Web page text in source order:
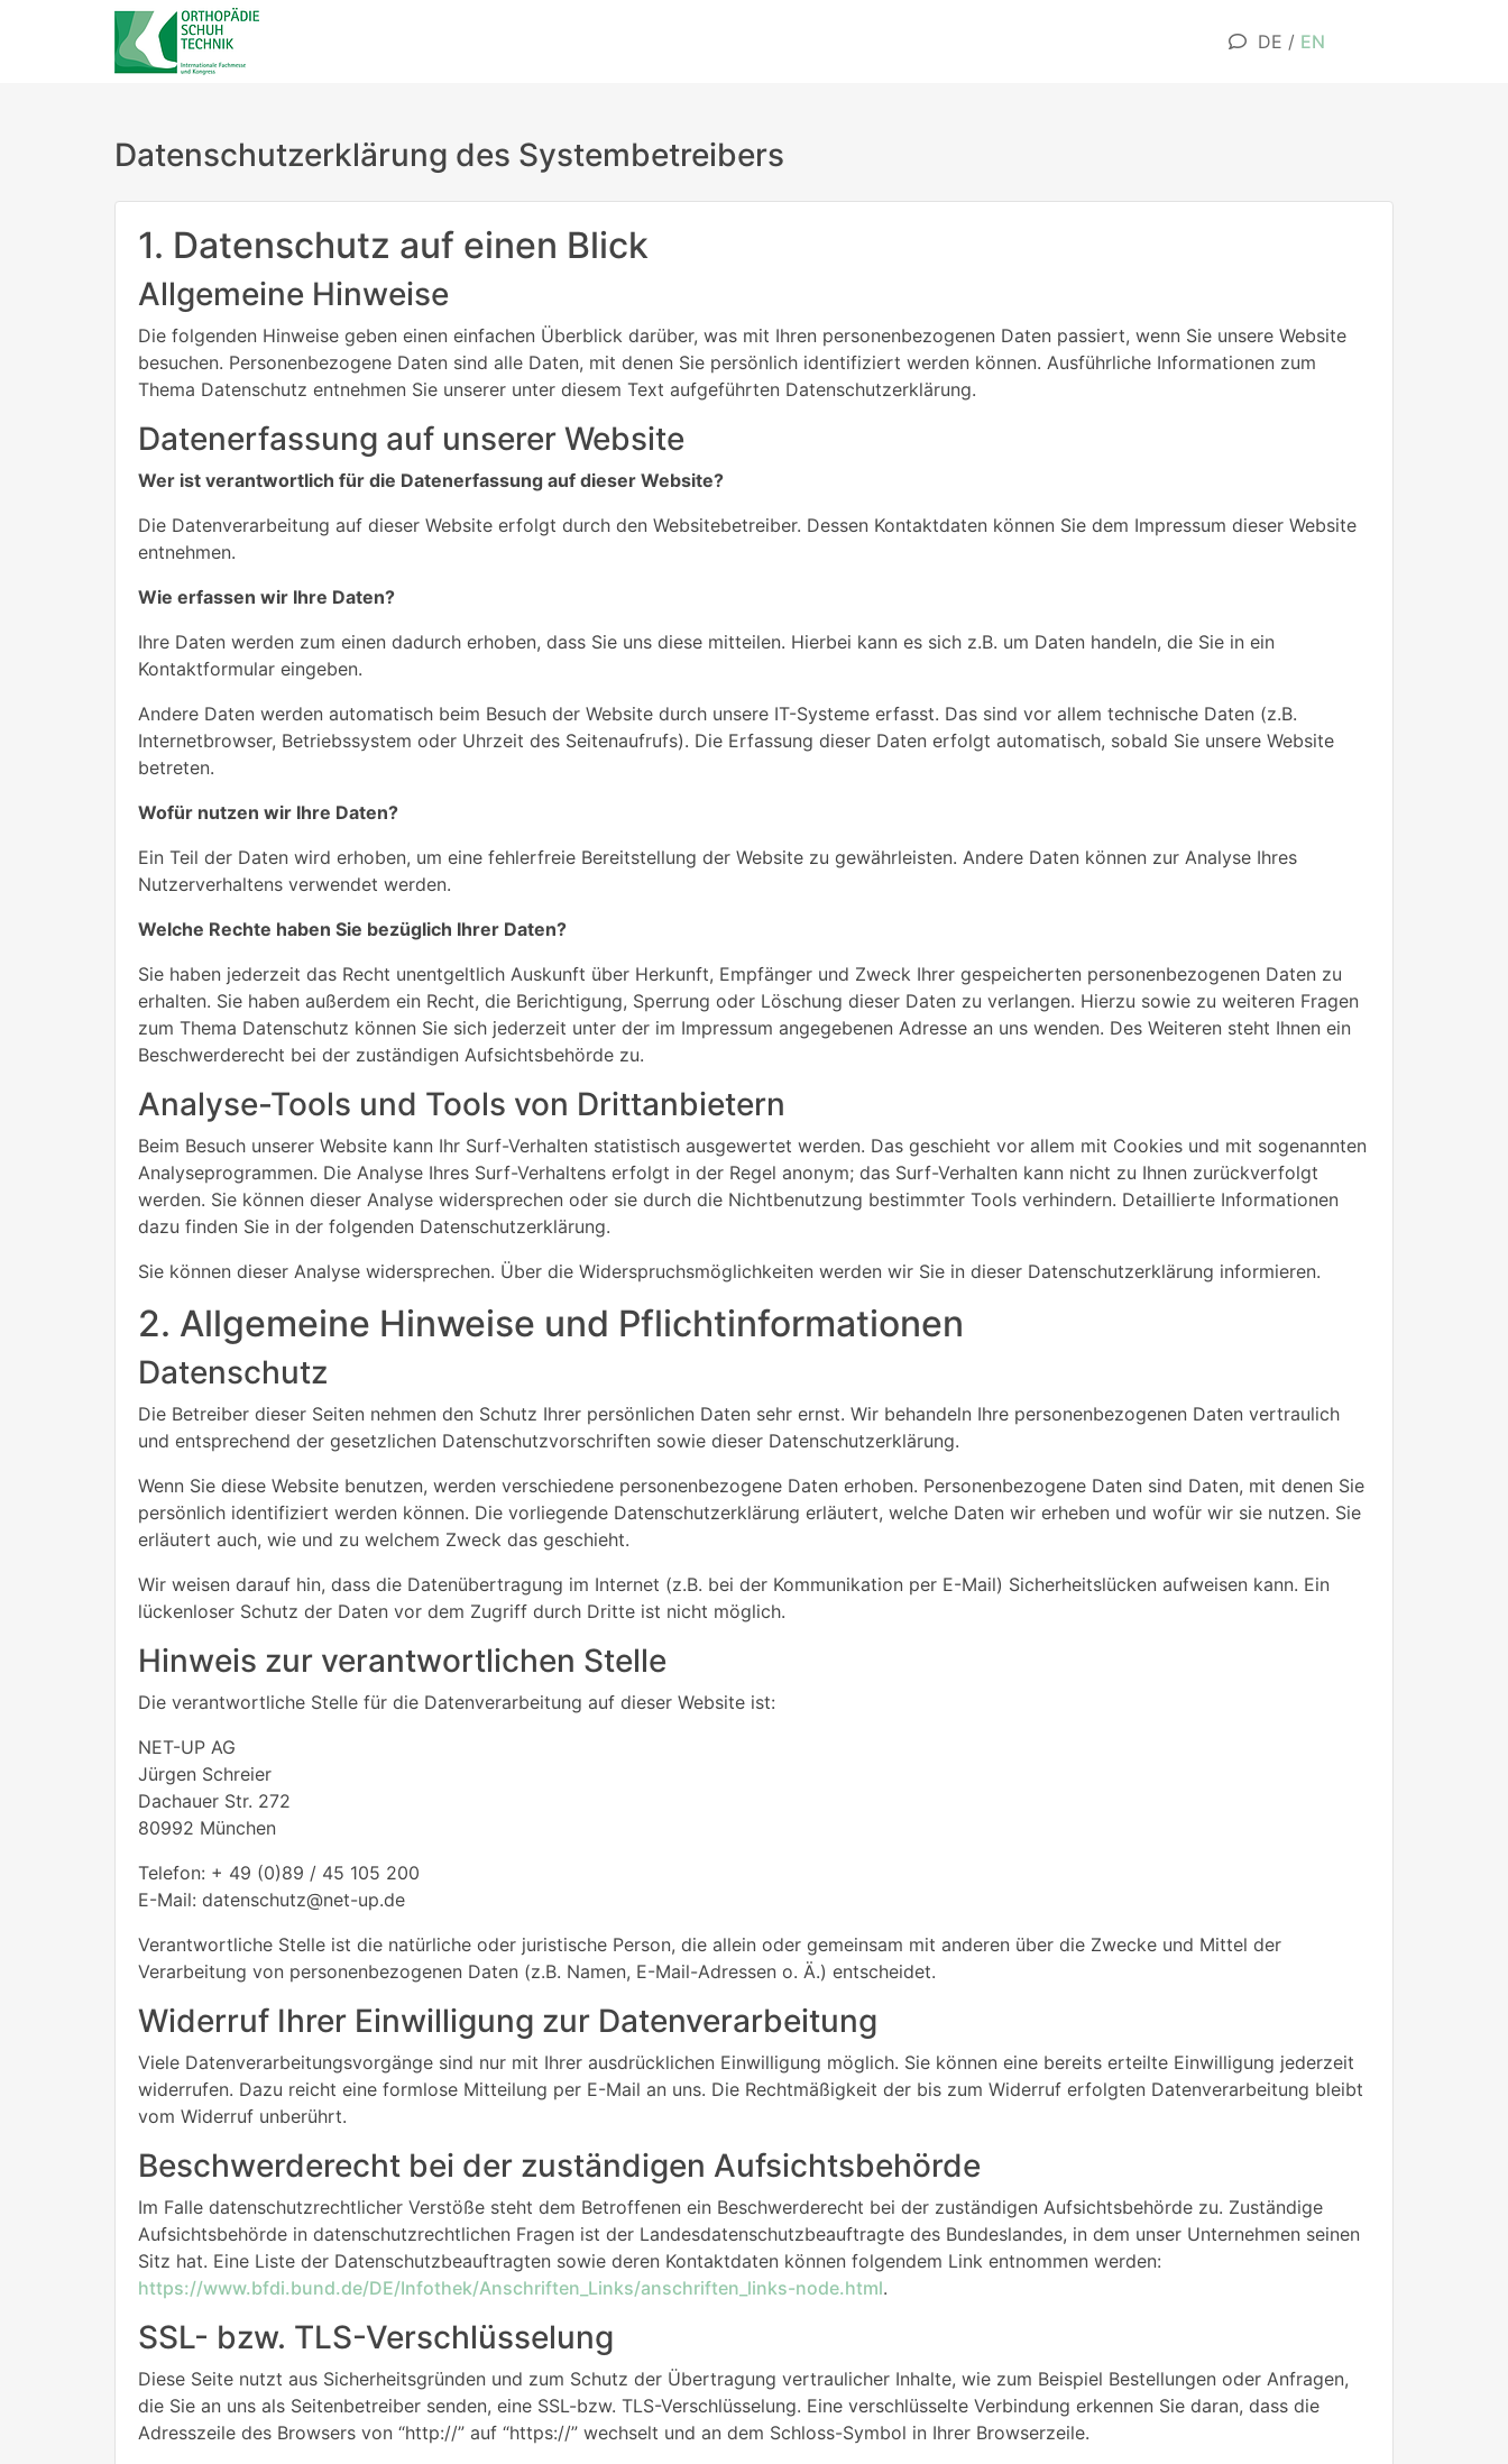
DE / EN
Datenschutzerklärung des Systembetreibers
1. Datenschutz auf einen Blick
Allgemeine Hinweise
Die folgenden Hinweise geben einen einfachen Überblick darüber, was mit Ihren personenbezogenen Daten passiert, wenn Sie unsere Website
besuchen. Personenbezogene Daten sind alle Daten, mit denen Sie persönlich identifiziert werden können. Ausführliche Informationen zum
Thema Datenschutz entnehmen Sie unserer unter diesem Text aufgeführten Datenschutzerklärung.
Datenerfassung auf unserer Website
Wer ist verantwortlich für die Datenerfassung auf dieser Website?
Die Datenverarbeitung auf dieser Website erfolgt durch den Websitebetreiber. Dessen Kontaktdaten können Sie dem Impressum dieser Website
entnehmen.
Wie erfassen wir Ihre Daten?
Ihre Daten werden zum einen dadurch erhoben, dass Sie uns diese mitteilen. Hierbei kann es sich z.B. um Daten handeln, die Sie in ein
Kontaktformular eingeben.
Andere Daten werden automatisch beim Besuch der Website durch unsere IT-Systeme erfasst. Das sind vor allem technische Daten (z.B.
Internetbrowser, Betriebssystem oder Uhrzeit des Seitenaufrufs). Die Erfassung dieser Daten erfolgt automatisch, sobald Sie unsere Website
betreten.
Wofür nutzen wir Ihre Daten?
Ein Teil der Daten wird erhoben, um eine fehlerfreie Bereitstellung der Website zu gewährleisten. Andere Daten können zur Analyse Ihres
Nutzerverhaltens verwendet werden.
Welche Rechte haben Sie bezüglich Ihrer Daten?
Sie haben jederzeit das Recht unentgeltlich Auskunft über Herkunft, Empfänger und Zweck Ihrer gespeicherten personenbezogenen Daten zu
erhalten. Sie haben außerdem ein Recht, die Berichtigung, Sperrung oder Löschung dieser Daten zu verlangen. Hierzu sowie zu weiteren Fragen
zum Thema Datenschutz können Sie sich jederzeit unter der im Impressum angegebenen Adresse an uns wenden. Des Weiteren steht Ihnen ein
Beschwerderecht bei der zuständigen Aufsichtsbehörde zu.
Analyse-Tools und Tools von Drittanbietern
Beim Besuch unserer Website kann Ihr Surf-Verhalten statistisch ausgewertet werden. Das geschieht vor allem mit Cookies und mit sogenannten
Analyseprogrammen. Die Analyse Ihres Surf-Verhaltens erfolgt in der Regel anonym; das Surf-Verhalten kann nicht zu Ihnen zurückverfolgt
werden. Sie können dieser Analyse widersprechen oder sie durch die Nichtbenutzung bestimmter Tools verhindern. Detaillierte Informationen
dazu finden Sie in der folgenden Datenschutzerklärung.
Sie können dieser Analyse widersprechen. Über die Widerspruchsmöglichkeiten werden wir Sie in dieser Datenschutzerklärung informieren.
2. Allgemeine Hinweise und Pflichtinformationen
Datenschutz
Die Betreiber dieser Seiten nehmen den Schutz Ihrer persönlichen Daten sehr ernst. Wir behandeln Ihre personenbezogenen Daten vertraulich
und entsprechend der gesetzlichen Datenschutzvorschriften sowie dieser Datenschutzerklärung.
Wenn Sie diese Website benutzen, werden verschiedene personenbezogene Daten erhoben. Personenbezogene Daten sind Daten, mit denen Sie
persönlich identifiziert werden können. Die vorliegende Datenschutzerklärung erläutert, welche Daten wir erheben und wofür wir sie nutzen. Sie
erläutert auch, wie und zu welchem Zweck das geschieht.
Wir weisen darauf hin, dass die Datenübertragung im Internet (z.B. bei der Kommunikation per E-Mail) Sicherheitslücken aufweisen kann. Ein
lückenloser Schutz der Daten vor dem Zugriff durch Dritte ist nicht möglich.
Hinweis zur verantwortlichen Stelle
Die verantwortliche Stelle für die Datenverarbeitung auf dieser Website ist:
NET-UP AG
Jürgen Schreier
Dachauer Str. 272
80992 München
Telefon: + 49 (0)89 / 45 105 200
E-Mail: datenschutz@net-up.de
Verantwortliche Stelle ist die natürliche oder juristische Person, die allein oder gemeinsam mit anderen über die Zwecke und Mittel der
Verarbeitung von personenbezogenen Daten (z.B. Namen, E-Mail-Adressen o. Ä.) entscheidet.
Widerruf Ihrer Einwilligung zur Datenverarbeitung
Viele Datenverarbeitungsvorgänge sind nur mit Ihrer ausdrücklichen Einwilligung möglich. Sie können eine bereits erteilte Einwilligung jederzeit
widerrufen. Dazu reicht eine formlose Mitteilung per E-Mail an uns. Die Rechtmäßigkeit der bis zum Widerruf erfolgten Datenverarbeitung bleibt
vom Widerruf unberührt.
Beschwerderecht bei der zuständigen Aufsichtsbehörde
Im Falle datenschutzrechtlicher Verstöße steht dem Betroffenen ein Beschwerderecht bei der zuständigen Aufsichtsbehörde zu. Zuständige
Aufsichtsbehörde in datenschutzrechtlichen Fragen ist der Landesdatenschutzbeauftragte des Bundeslandes, in dem unser Unternehmen seinen
Sitz hat. Eine Liste der Datenschutzbeauftragten sowie deren Kontaktdaten können folgendem Link entnommen werden:
https://www.bfdi.bund.de/DE/Infothek/Anschriften_Links/anschriften_links-node.html.
SSL- bzw. TLS-Verschlüsselung
Diese Seite nutzt aus Sicherheitsgründen und zum Schutz der Übertragung vertraulicher Inhalte, wie zum Beispiel Bestellungen oder Anfragen,
die Sie an uns als Seitenbetreiber senden, eine SSL-bzw. TLS-Verschlüsselung. Eine verschlüsselte Verbindung erkennen Sie daran, dass die
Adresszeile des Browsers von “http://” auf “https://” wechselt und an dem Schloss-Symbol in Ihrer Browserzeile.